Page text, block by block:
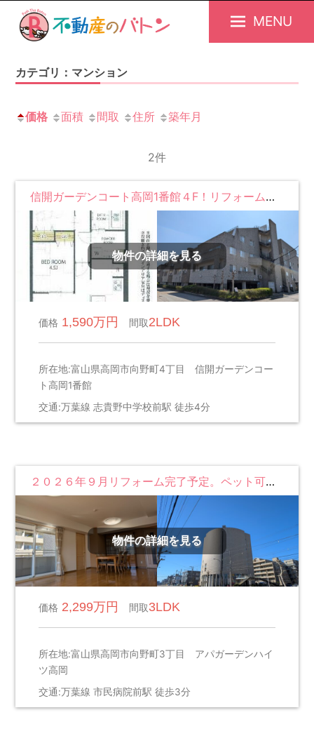
動
の
｜
富
店
｜
山
貸
を
白
く
MENU
カテゴリ：マンション
価格 面積 間取 住所 築年月
2件
信開ガーデンコート高岡1番館４F！リフォーム済、仲介手数料0円。
物件の詳細を見る
価格 1,590万円 間取2LDK
所在地:富山県高岡市向野町4丁目 信開ガーデンコー
ト高岡1番館
交通:万葉線 志貴野中学校前駅 徒歩4分
２０２６年９月リフォーム完了予定。ペット可の広々３LDK。
物件の詳細を見る
価格 2,299万円 間取3LDK
所在地:富山県高岡市向野町3丁目 アパガーデンハイ
ツ高岡
交通:万葉線 市民病院前駅 徒歩3分